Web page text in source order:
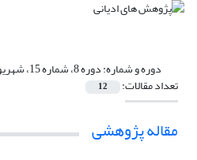
دوره و شماره:دوره 8، شماره 15، شهریور 1399، صفحه 1-266
تعداد مقالات: 12
مقاله پژوهشی